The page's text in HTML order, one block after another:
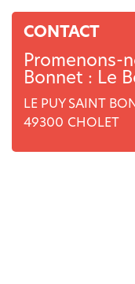
CONTACT
Promenons-
Bonnet : Le
LE PUY SAINT
49300 CHOLET